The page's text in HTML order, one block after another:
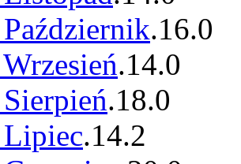
.16.0
.14.0
.18.0
.14.2